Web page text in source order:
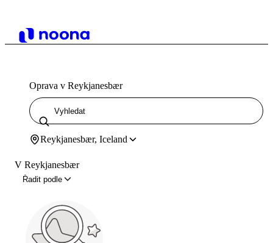
Oprava v Reykjanesbær
Reykjanesbær, Iceland
V Reykjanesbær
Řadit podle